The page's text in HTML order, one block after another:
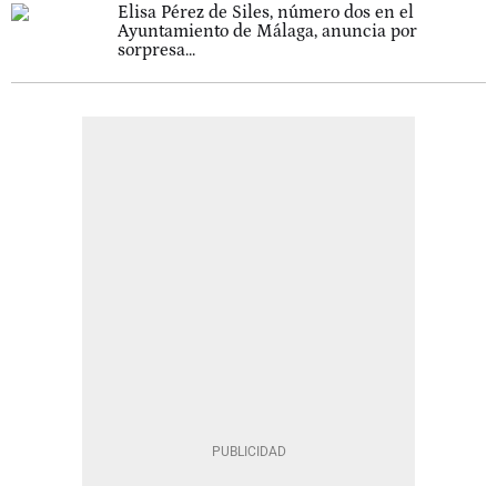
Elisa Pérez de Siles, número dos en el
Ayuntamiento de Málaga, anuncia por
sorpresa...